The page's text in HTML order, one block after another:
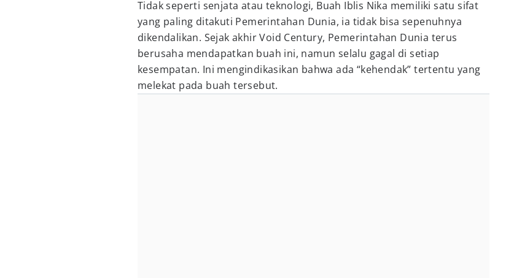
Tidak seperti senjata atau teknologi, Buah Iblis Nika memiliki satu sifat
yang paling ditakuti Pemerintahan Dunia, ia tidak bisa sepenuhnya
dikendalikan. Sejak akhir Void Century, Pemerintahan Dunia terus
berusaha mendapatkan buah ini, namun selalu gagal di setiap
kesempatan. Ini mengindikasikan bahwa ada “kehendak” tertentu yang
melekat pada buah tersebut.